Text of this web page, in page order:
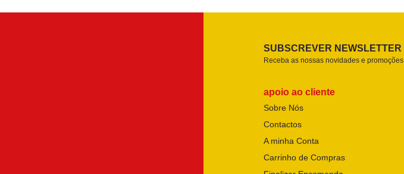
SUBSCREVER NEWSLETTER
Receba as nossas novidades e promoções
apoio ao cliente
Sobre Nós
Contactos
A minha Conta
Carrinho de Compras